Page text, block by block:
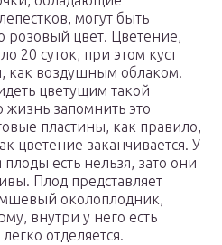
могут быть
цвет. Цветение,
20 суток, при этом куст
как воздушным облаком.
цветущим такой
жизнь запомнить это
пластины, как правило,
цветение заканчивается. У
есть нельзя, зато они
Плод представляет
околоплодник,
внутри у него есть
отделяется.